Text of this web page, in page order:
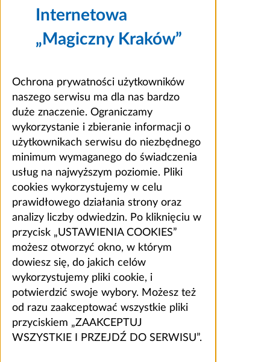
Internetowa
„Magiczny Kraków”
Ochrona prywatności użytkowników
naszego serwisu ma dla nas bardzo
duże znaczenie. Ograniczamy
wykorzystanie i zbieranie informacji o
użytkownikach serwisu do niezbędnego
minimum wymaganego do świadczenia
usług na najwyższym poziomie. Pliki
cookies wykorzystujemy w celu
prawidłowego działania strony oraz
analizy liczby odwiedzin. Po kliknięciu w
przycisk „USTAWIENIA COOKIES”
możesz otworzyć okno, w którym
dowiesz się, do jakich celów
wykorzystujemy pliki cookie, i
potwierdzić swoje wybory. Możesz też
od razu zaakceptować wszystkie pliki
przyciskiem „ZAAKCEPTUJ
WSZYSTKIE I PRZEJDŹ DO SERWISU”.